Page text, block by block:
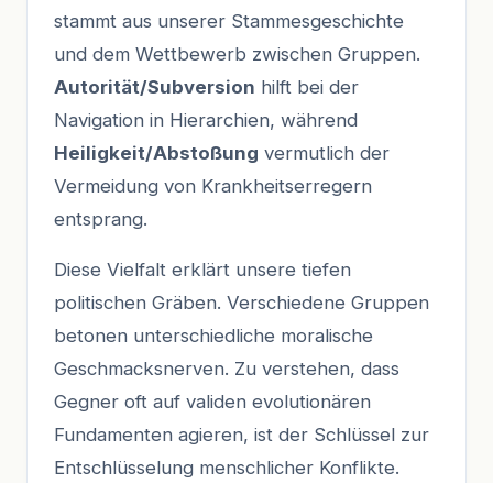
stammt aus unserer Stammesgeschichte
und dem Wettbewerb zwischen Gruppen.
Autorität/Subversion hilft bei der
Navigation in Hierarchien, während
Heiligkeit/Abstoßung vermutlich der
Vermeidung von Krankheitserregern
entsprang.
Diese Vielfalt erklärt unsere tiefen
politischen Gräben. Verschiedene Gruppen
betonen unterschiedliche moralische
Geschmacksnerven. Zu verstehen, dass
Gegner oft auf validen evolutionären
Fundamenten agieren, ist der Schlüssel zur
Entschlüsselung menschlicher Konflikte.